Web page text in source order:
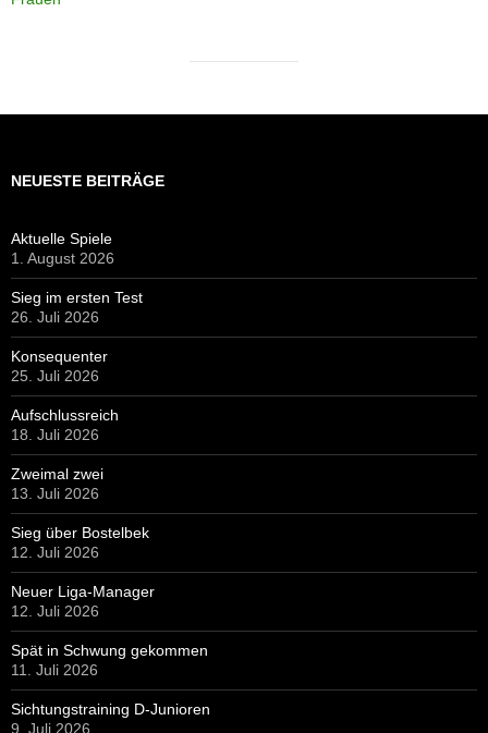
NEUESTE BEITRÄGE
Aktuelle Spiele
1. August 2026
Sieg im ersten Test
26. Juli 2026
Konsequenter
25. Juli 2026
Aufschlussreich
18. Juli 2026
Zweimal zwei
13. Juli 2026
Sieg über Bostelbek
12. Juli 2026
Neuer Liga-Manager
12. Juli 2026
Spät in Schwung gekommen
11. Juli 2026
Sichtungstraining D-Junioren
9. Juli 2026